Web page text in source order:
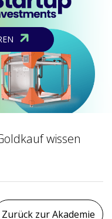
wissen
Zurück zur Akademie